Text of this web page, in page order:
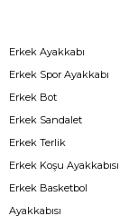
Erkek Ayakkabı
Erkek Spor Ayakkabı
Erkek Bot
Erkek Sandalet
Erkek Terlik
Erkek Koşu Ayakkabısı
Erkek Basketbol
Ayakkabısı